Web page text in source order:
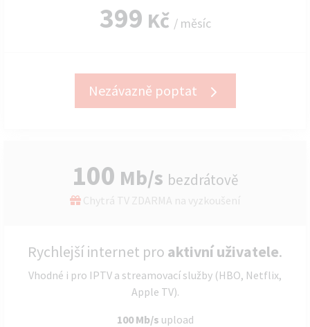
399 Kč / měsíc
Nezávazně poptat
100 Mb/s bezdrátově
Chytrá TV ZDARMA na vyzkoušení
Rychlejší internet pro aktivní uživatele.
Vhodné i pro IPTV a streamovací služby (HBO, Netflix,
Apple TV).
100 Mb/s upload